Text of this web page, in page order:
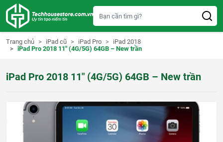
Trang chủ iPad cũ iPad Pro
iPad 2018
iPad Pro 2018 11″ (4G/5G) 64GB – New trần
iPad Pro 2018 11″ (4G/5G) 64GB – New trần